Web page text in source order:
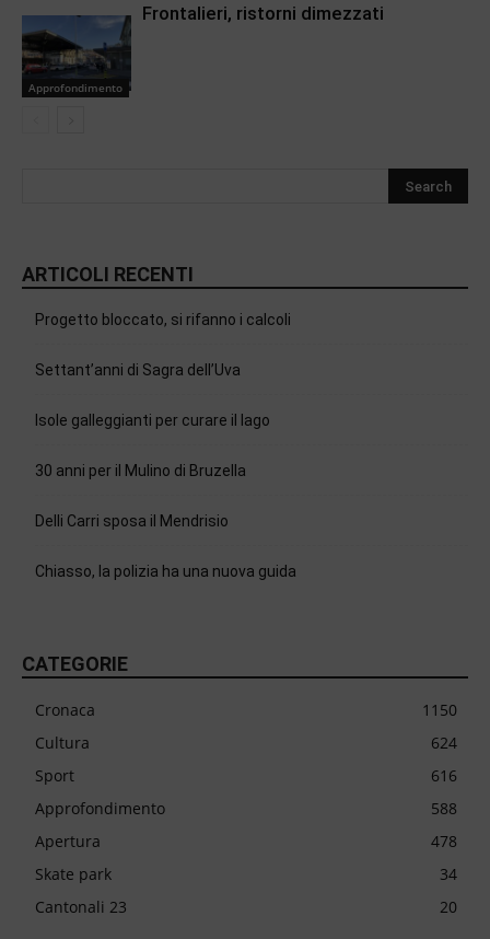
Approfondimento
Frontalieri, ristorni dimezzati
ARTICOLI RECENTI
Progetto bloccato, si rifanno i calcoli
Settant’anni di Sagra dell’Uva
Isole galleggianti per curare il lago
30 anni per il Mulino di Bruzella
Delli Carri sposa il Mendrisio
Chiasso, la polizia ha una nuova guida
CATEGORIE
Cronaca
1150
Cultura
624
Sport
616
Approfondimento
588
Apertura
478
Skate park
34
Cantonali 23
20